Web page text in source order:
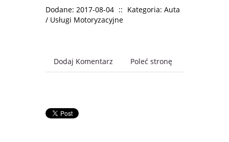
Dodane: 2017-08-04 :: Kategoria: Auta
/ Usługi Motoryzacyjne
Dodaj Komentarz Poleć stronę